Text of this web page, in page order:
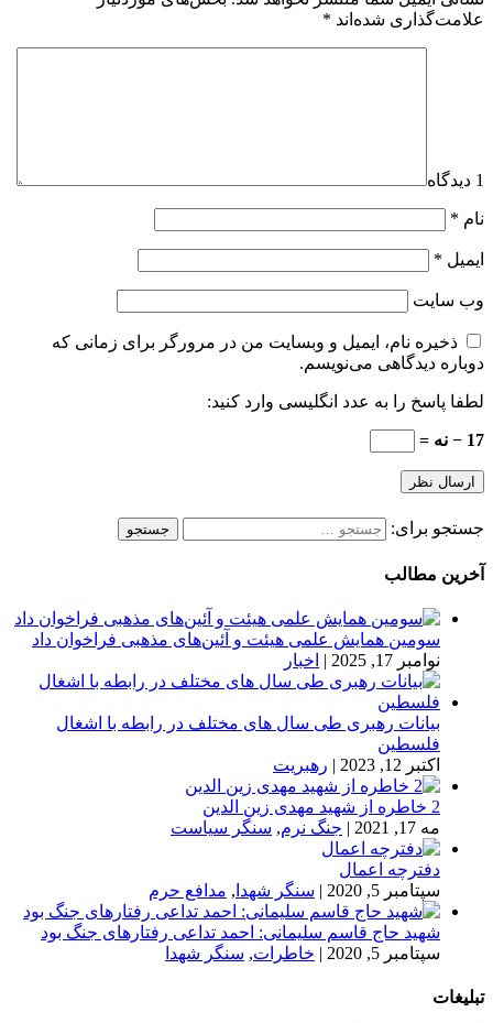
علامت‌گذاری شده‌اند *
1 دیدگاه
نام *
ایمیل *
وب‌ سایت
ذخیره نام، ایمیل و وبسایت من در مرورگر برای زمانی که
دوباره دیدگاهی می‌نویسم.
لطفا پاسخ را به عدد انگلیسی وارد کنید:
17 − نه =
جستجو برای:
آخرین مطالب
سومین همایش علمی هیئت و آئین‌های مذهبی فراخوان داد
نوامبر 17, 2025
| اخبار
بیانات رهبری طی سال های مختلف در رابطه با اشغال
فلسطین
اکتبر 12, 2023
| رهبریت
2 خاطره از شهید مهدی زین الدین
مه 17, 2021
| جنگ نرم, سنگر سیاست
دفترچه اعمال
سپتامبر 5, 2020
| سنگر شهدا , مدافع حرم
شهید حاج قاسم سلیمانی: احمد تداعی رفتارهای جنگ بود
سپتامبر 5, 2020
| خاطرات, سنگر شهدا
تبلیغات